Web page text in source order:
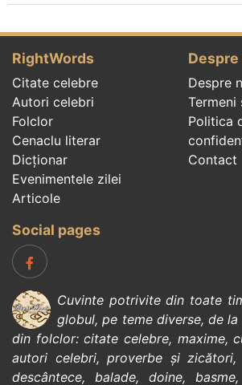
RightWords
Citate celebre
Autori celebri
Folclor
Cenaclu literar
Dicționar
Evenimentele zilei
Articole
Despre
Despre
Termeni
Politica
Contact
Social pages
Cuvinte potrivite din toate
globul, pe teme diverse, de la
din folclor:citate celebre, maxime,
autori celebri,proverbe și zicători,
descântece, balade, doine, basme,